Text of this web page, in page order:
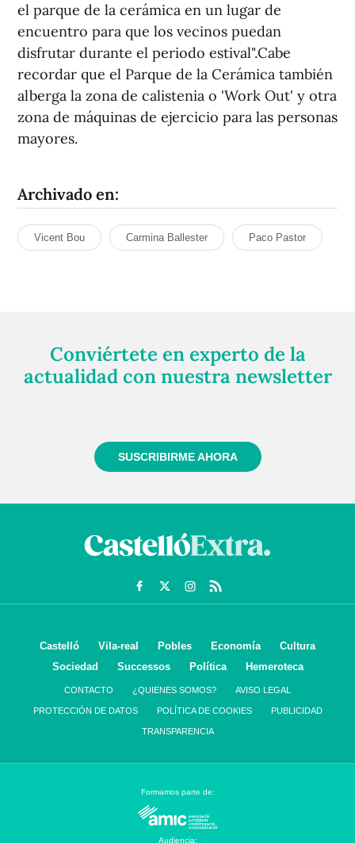
el parque de la cerámica en un lugar de
encuentro para que los vecinos puedan
disfrutar durante el periodo estival".Cabe
recordar que el Parque de la Cerámica también
alberga la zona de calistenia o 'Work Out' y otra
zona de máquinas de ejercicio para las personas
mayores.
Archivado en:
Vicent Bou Carmina Ballester Paco Pastor
Conviértete en experto de la
actualidad con nuestra newsletter
SUSCRIBIRME AHORA
Castelló Vila-real Pobles Economía
Cultura
Sociedad
Successos Política Hemeroteca
CONTACTO ¿QUIENES SOMOS? AVISO LEGAL
PROTECCIÓN DE DATOS POLÍTICA DE COOKIES PUBLICIDAD
TRANSPARENCIA
Formamos parte de:
Audiencia: